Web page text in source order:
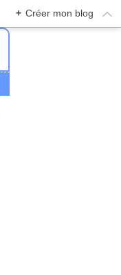
+ Créer mon blog